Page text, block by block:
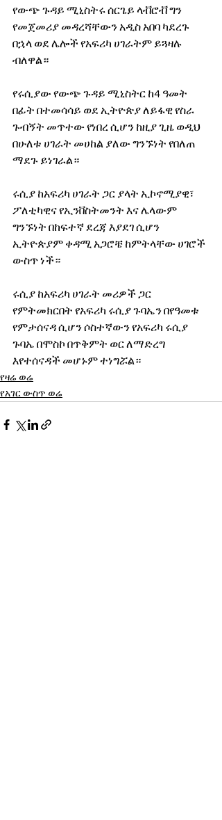
የውጭ ጉዳይ ሚኒስትሩ ሰርጌይ ላቭሮቭ ግን
የመጀመሪያ መዳረሻቸውን አዲስ አበባ ካደረጉ
በኋላ ወደ ሌሎች የአፍሪካ ሀገራትም ይጓዛሉ
ብለዋል።
የሩሲያው የውጭ ጉዳይ ሚኒስትር ከ4 ዓመት
በፊት በተመሳሳይ ወደ ኢትዮጵያ ለይፋዊ የስራ
ጉብኝት መጥተው የነበረ ሲሆን ከዚያ ጊዜ ወዲህ
በሁለቱ ሀገራት መሀከል ያለው ግንኙነት የበለጠ
ማደጉ ይነገራል።
ሩሲያ ከአፍሪካ ሀገራት ጋር ያላት ኢኮኖሚያዊ፣
ፖለቲካዊና የኢንቨስትመንት እና ሌላውም
ግንኙነት በከፍተኛ ደረጃ እያደገ ሲሆን
ኢትዮጵያም ቀዳሚ አጋሮቼ ከምትላቸው ሀገሮች
ውስጥ ነች።
ሩሲያ ከአፍሪካ ሀገራት መሪዎች ጋር
የምትመክርበት የአፍሪካ ሩሲያ ጉባኤን በየዓመቱ
የምታሰናዳ ሲሆን ሶስተኛውን የአፍሪካ ሩሲያ
ጉባኤ በሞስኮ በጥቅምት ወር ለማድረግ
እየተሰናዳች መሆኑም ተነግሯል።
የዛሬ ወሬ
የአገር ውስጥ ወሬ